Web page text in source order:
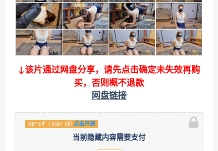
↓该片通过网盘分享，请先点击确定未失效再购
买，否则概不退款
网盘链接
VIP 5折 / SVIP 5折 点击开通
当前隐藏内容需要支付